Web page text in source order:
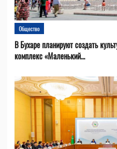
Общество
В Бухаре планируют создать
комплекс «Маленький...